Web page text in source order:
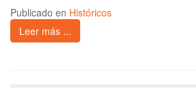
Publicado en Históricos
Leer más ...